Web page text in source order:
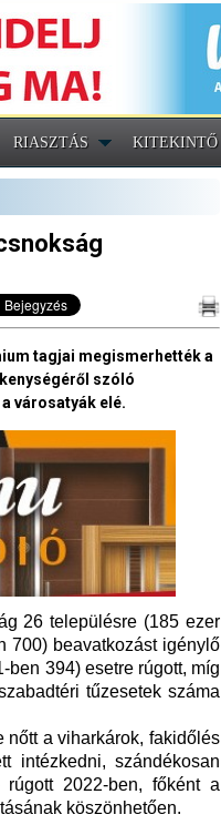
RIASZTÁS KITEKINTŐ
tagjai megismerhették a
szóló
városatyák elé.
26 településre (185 ezer
700) beavatkozást igénylő
ben 394) esetre rúgott, míg
tűzesetek száma
nőtt a viharkárok, fakidőlés
intézkedni, szándékosan
2022-ben, főként a
köszönhetően.